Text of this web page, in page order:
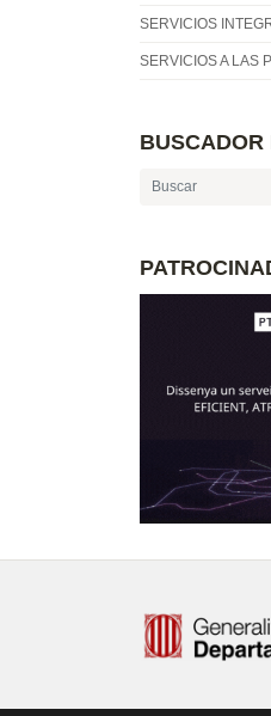
SERVICIOS
SERVICIOS A LAS
BUSCADOR